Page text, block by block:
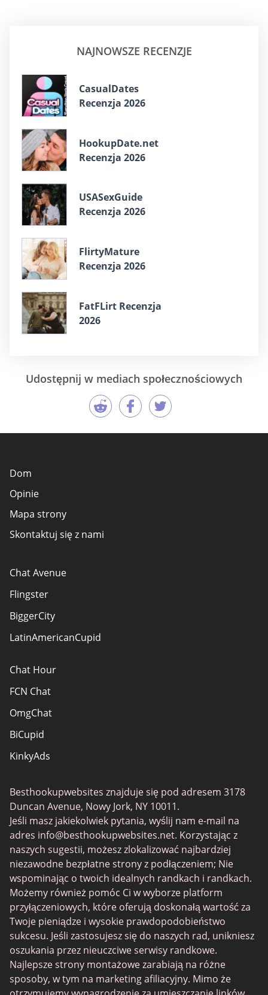
NAJNOWSZE RECENZJE
CasualDates
Recenzja 2026
HookupDate.net
Recenzja 2026
USASexGuide
Recenzja 2026
FlirtyMature
Recenzja 2026
FatFLirt Recenzja
2026
Udostępnij w mediach społecznościowych
Dom
Opinie
Mapa strony
Skontaktuj się z nami
Chat Avenue
Flingster
BiggerCity
LatinAmericanCupid
Chat Hour
FCN Chat
OmgChat
BiCupid
KinkyAds
Together2Night
MyLOL
Swingtowns
Instabang
Besthookupwebsites znajduje się pod adresem 3178
Duncan Avenue, Nowy Jork, NY 10011.
Jeśli masz jakiekolwiek pytania, wyślij nam e-mail na
adres info@besthookupwebsites.net. Korzystając z
naszych sugestii, możesz zlokalizować najbardziej
niezawodne bezpłatne strony z podłączeniem; Nie
wspominając o twoich idealnych randkach i randkach.
Możemy również pomóc Ci w wyborze platform
przyłączeniowych, które oferują doskonałą wartość za
Twoje pieniądze i wysokie prawdopodobieństwo
sukcesu. Jeśli zastosujesz się do naszych rad, unikniesz
oszukania przez nieuczciwe serwisy randkowe.
Najlepsze strony montażowe zarabiają na różne
sposoby, w tym na marketing afiliacyjny. Mimo że